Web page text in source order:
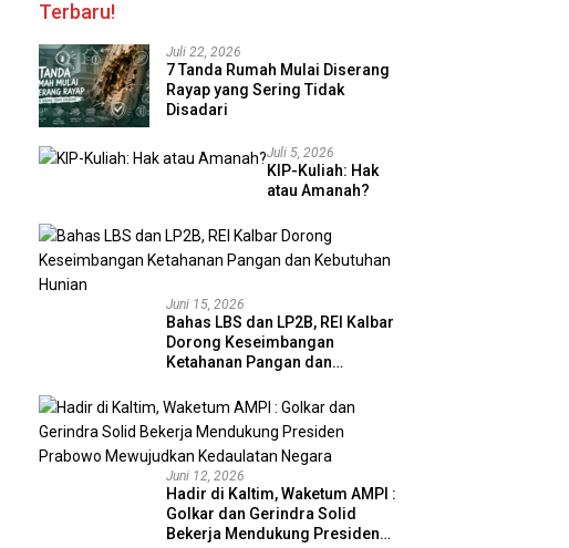
Terbaru!
Juli 22, 2026
7 Tanda Rumah Mulai Diserang
Rayap yang Sering Tidak
Disadari
Juli 5, 2026
KIP-Kuliah: Hak
atau Amanah?
Juni 15, 2026
Bahas LBS dan LP2B, REI Kalbar
Dorong Keseimbangan
Ketahanan Pangan dan
Juni 12, 2026
Hadir di Kaltim, Waketum AMPI :
Golkar dan Gerindra Solid
Bekerja Mendukung Presiden